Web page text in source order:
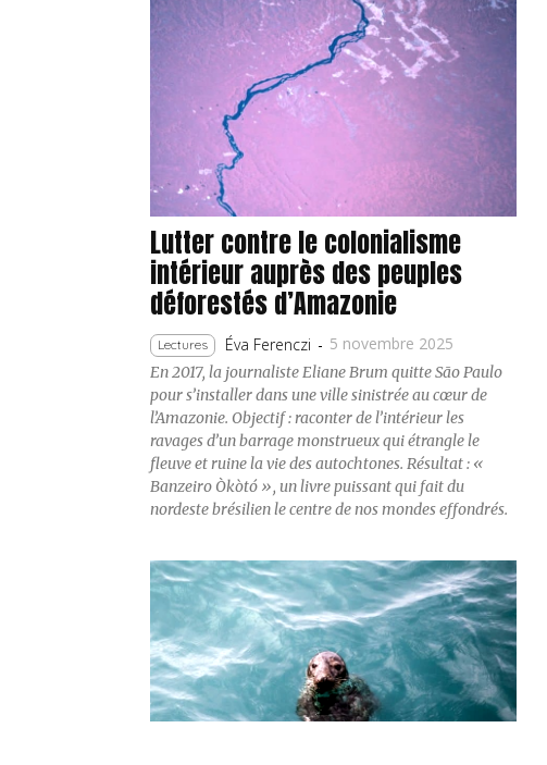
Lutter contre le colonialisme
intérieur auprès des peuples
déforestés d’Amazonie
Lectures Éva Ferenczi - 5 novembre 2025
En 2017, la journaliste Eliane Brum quitte São Paulo
pour s’installer dans une ville sinistrée au cœur de
l’Amazonie. Objectif : raconter de l’intérieur les
ravages d’un barrage monstrueux qui étrangle le
fleuve et ruine la vie des autochtones. Résultat : «
Banzeiro Òkòtó », un livre puissant qui fait du
nordeste brésilien le centre de nos mondes effondrés.